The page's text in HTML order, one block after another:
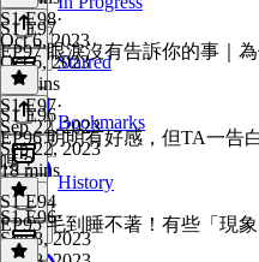
Starred
Bookmarks
History
S1 E98·
Oct 6, 2023
Oct 6, 2023
23 mins
S1 E97
EP97 眼淚沒有告訴你的事｜
S1 E97·
Sep 22, 2023
Sep 22, 2023
18 mins
S1 E96
EP96 明明有好感，但TA一告
嗎？
S1 E96·
Sep 8, 2023
S1 E94
EP95 毛到睡不著！有些「現